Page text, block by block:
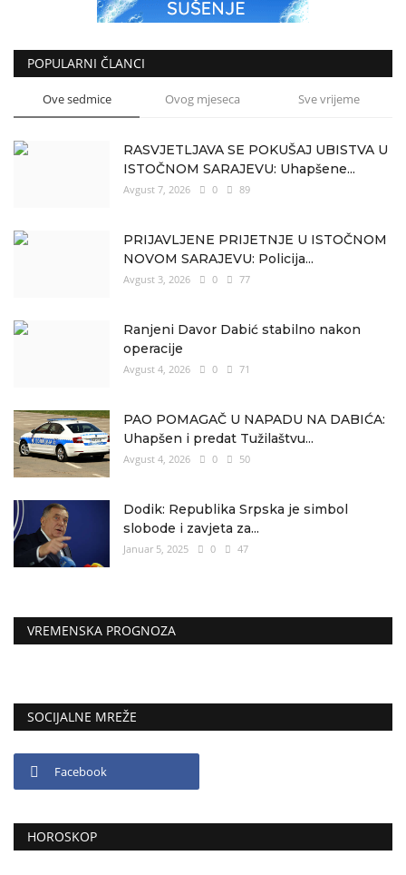
POPULARNI ČLANCI
Ove sedmice Ovog mjeseca Sve vrijeme
RASVJETLJAVA SE POKUŠAJ UBISTVA U
ISTOČNOM SARAJEVU: Uhapšene...
Avgust 7, 2026 0 89
PRIJAVLJENE PRIJETNJE U ISTOČNOM
NOVOM SARAJEVU: Policija...
Avgust 3, 2026 0 77
Ranjeni Davor Dabić stabilno nakon
operacije
Avgust 4, 2026 0 71
PAO POMAGAČ U NAPADU NA DABIĆA:
Uhapšen i predat Tužilaštvu...
Avgust 4, 2026 0 50
Dodik: Republika Srpska je simbol
slobode i zavjeta za...
Januar 5, 2025 0 47
VREMENSKA PROGNOZA
SOCIJALNE MREŽE
Facebook
HOROSKOP